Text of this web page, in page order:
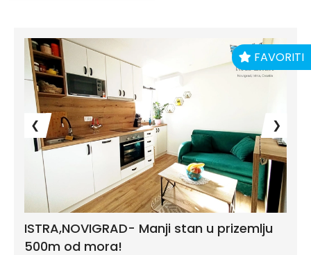
FAVORITI
❮ ❯
ISTRA,NOVIGRAD- Manji stan u prizemlju
500m od mora!